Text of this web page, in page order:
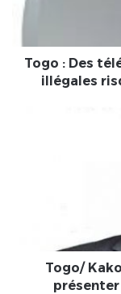
illégales
l'interdiction
d'émettre
Togo : Des
illégales
présidentielles
Togo/